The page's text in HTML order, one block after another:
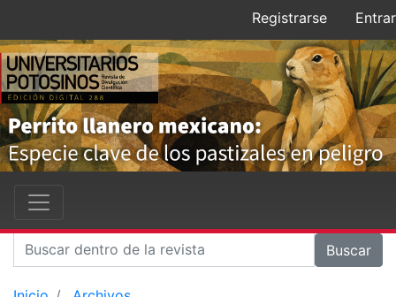
Registrarse Entrar
Buscar